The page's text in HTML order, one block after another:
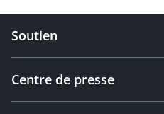
Soutien
Centre de presse